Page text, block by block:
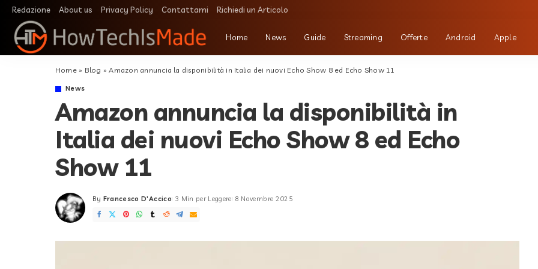
Redazione About us Privacy Policy Contattami Richiedi un Articolo
Home News Guide Streaming Offerte Android Apple
Home» Blog »Amazon annuncia la disponibilità in Italia dei nuovi Echo Show 8 ed Echo Show 11
News
Amazon annuncia la disponibilità in
Italia dei nuovi Echo Show 8 ed Echo
Show 11
Posted
by
By Francesco D'Accico 3 Min per Leggere 8 Novembre 2025